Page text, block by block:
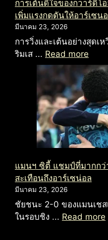
การเต้นดีใจของกวาร์ดิโ
เพิ่มแรงกดดันให้อาร์เซน
มีนาคม 23, 2026
การวิ่งและเต้นอย่างสุดเ
ริมเส ... Read more
แมนฯ ซิตี้ แชมป์ที่มากกว่
สะเทือนถึงอาร์เซน่อล
มีนาคม 23, 2026
ชัยชนะ 2-0 ของแมนเชส
ในรอบชิง ... Read more